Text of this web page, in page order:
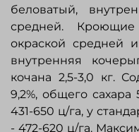
беловатый,
средней.
окраской средней
внутренняя
кочана 2,5-3,0 кг.
9,2%, общего сахара
431-650 ц/га, у
- 472-620 ц/га.